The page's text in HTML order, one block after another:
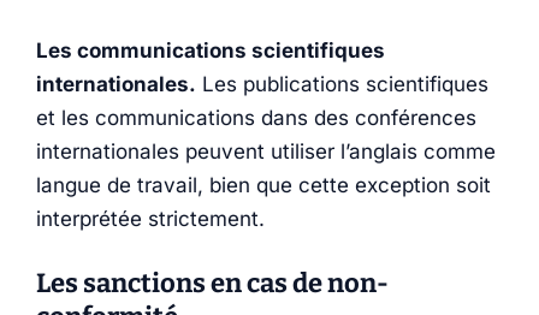
Les communications scientifiques
internationales. Les publications scientifiques
et les communications dans des conférences
internationales peuvent utiliser l’anglais comme
langue de travail, bien que cette exception soit
interprétée strictement.
Les sanctions en cas de non-